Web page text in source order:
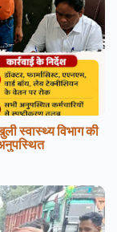
स्वास्थ्य विभाग की